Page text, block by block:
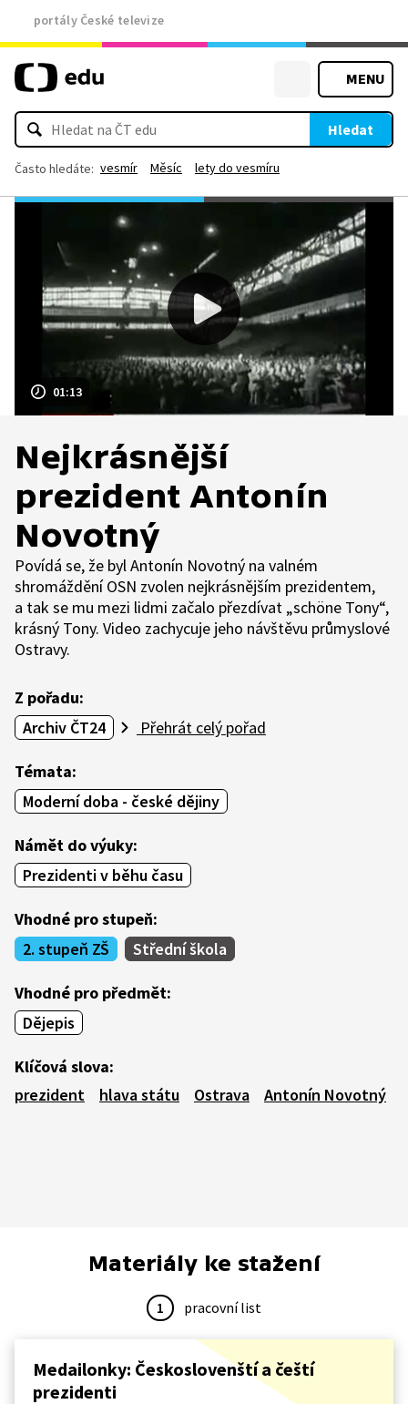
portály České televize
MENU
Hledat
Často hledáte: vesmír Měsíc lety do vesmíru
01:13
Nejkrásnější
prezident Antonín
Novotný
Povídá se, že byl Antonín Novotný na valném
shromáždění OSN zvolen nejkrásnějším prezidentem,
a tak se mu mezi lidmi začalo přezdívat „schöne Tony“,
krásný Tony. Video zachycuje jeho návštěvu průmyslové
Ostravy.
Z pořadu:
Archiv ČT24
Přehrát celý pořad
Témata:
Moderní doba - české dějiny
Námět do výuky:
Prezidenti v běhu času
Vhodné pro stupeň:
2. stupeň ZŠ
Střední škola
Vhodné pro předmět:
Dějepis
Klíčová slova:
prezident
hlava státu Ostrava Antonín Novotný
Materiály ke stažení
1 pracovní list
Medailonky: Českoslovenští a čeští
prezidenti